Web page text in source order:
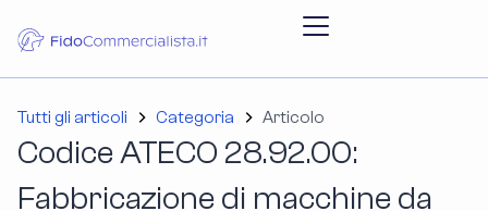
Tutti gli articoli Categoria Articolo
Codice ATECO 28.92.00:
Fabbricazione di macchine da